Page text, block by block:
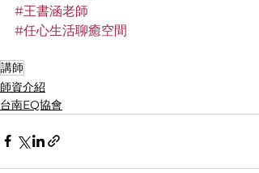
#王書涵老師
#任心生活聊癒空間
講師
師資介紹
台南EQ協會